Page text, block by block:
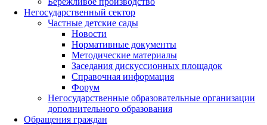
Негосударственный сектор
Частные детские сады
Новости
Нормативные документы
Методические материалы
Заседания дискуссионных площадок
Справочная информация
Форум
Негосударственные образовательные организации
дополнительного образования
Обращения граждан